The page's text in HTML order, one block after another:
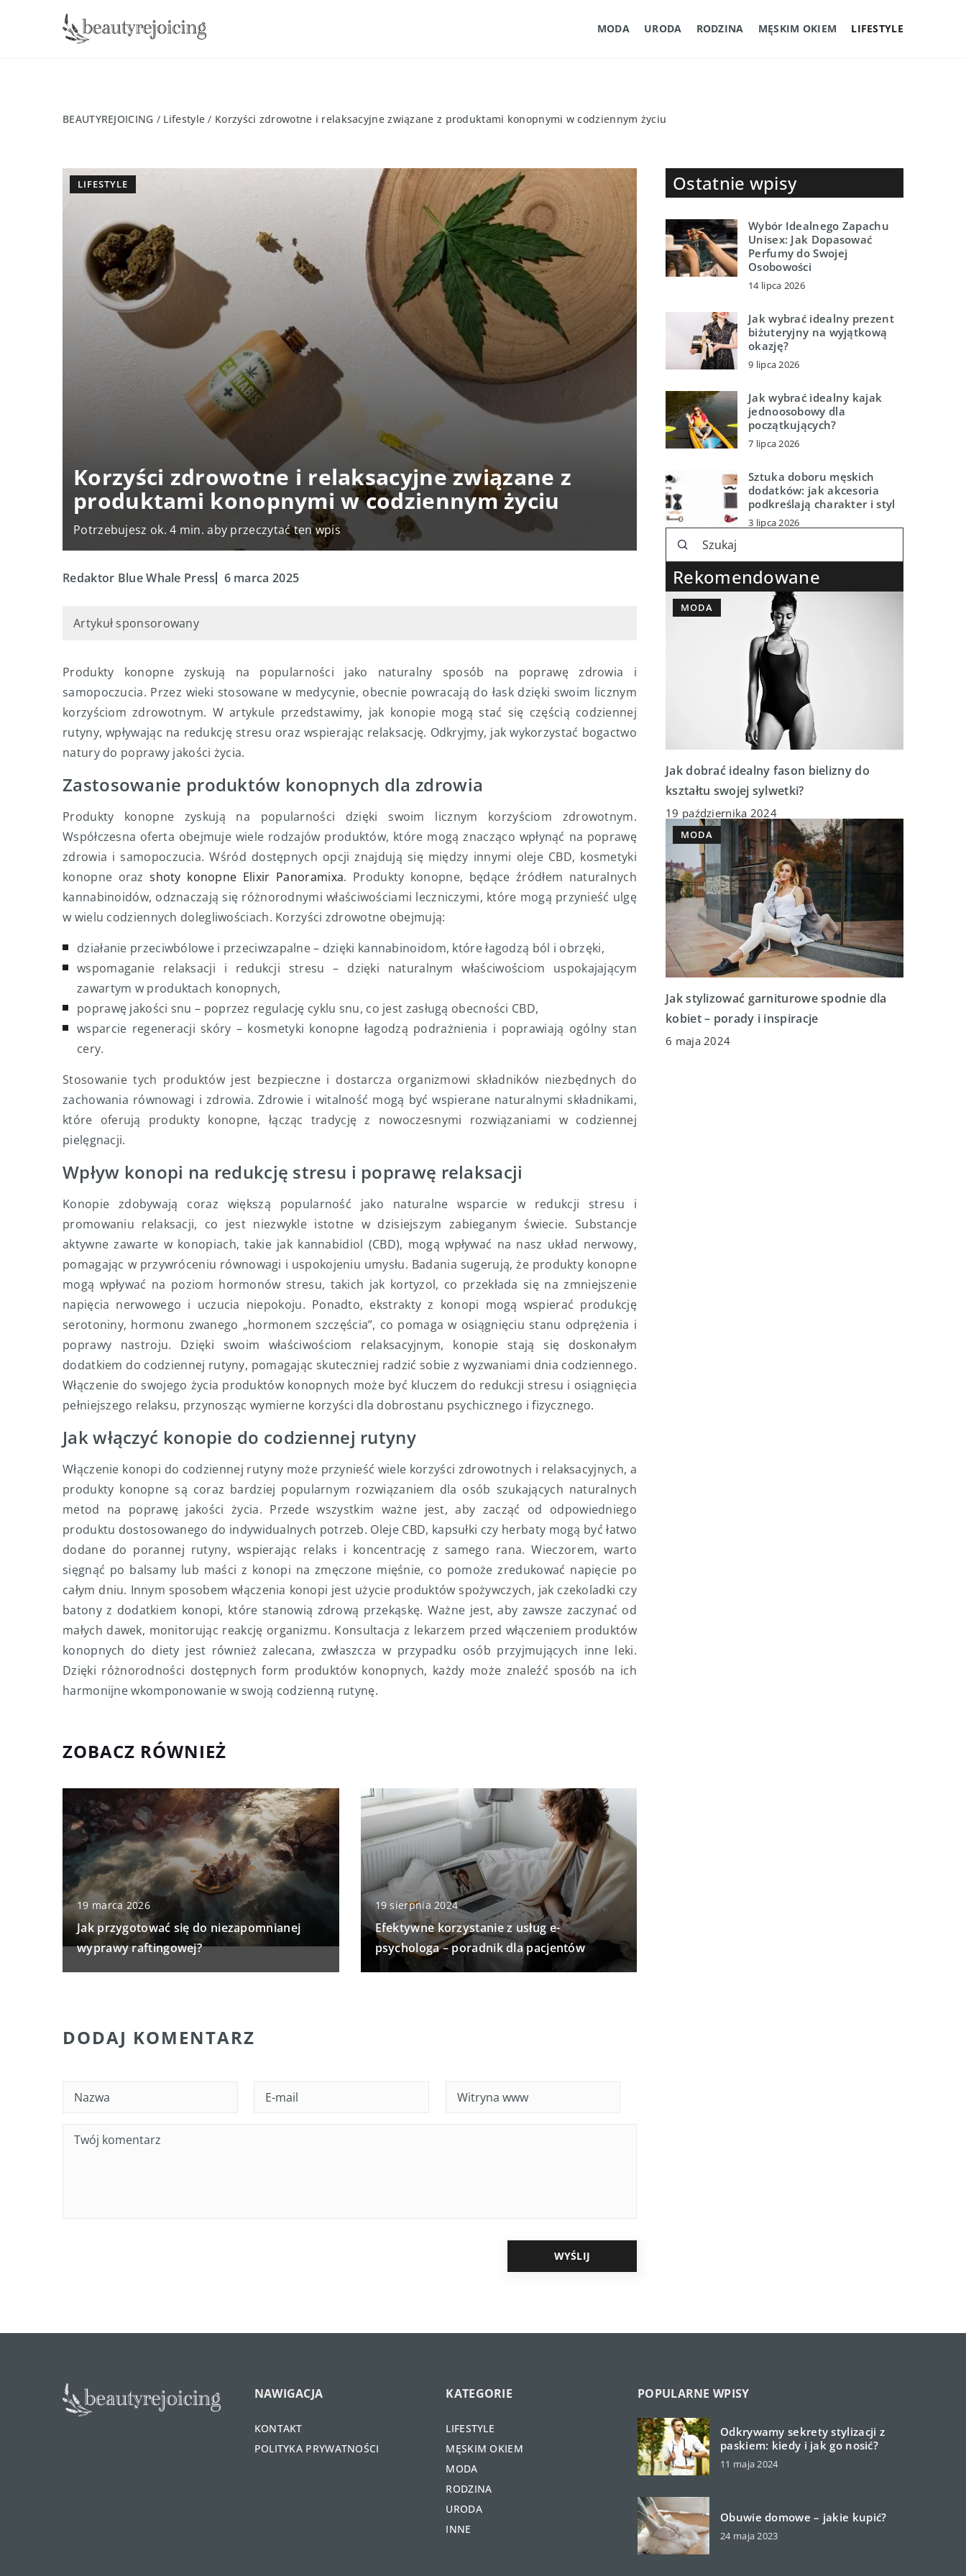
MODA URODA RODZINA MĘSKIM OKIEM LIFESTYLE
BEAUTYREJOICING / Lifestyle / Korzyści zdrowotne i relaksacyjne związane z produktami konopnymi w codziennym życiu
Korzyści zdrowotne i relaksacyjne związane z
produktami konopnymi w codziennym życiu
Potrzebujesz ok. 4 min. aby przeczytać ten wpis
LIFESTYLE
Redaktor Blue Whale Press 6 marca 2025
Artykuł sponsorowany
Produkty konopne zyskują na popularności jako naturalny sposób na poprawę zdrowia i
samopoczucia. Przez wieki stosowane w medycynie, obecnie powracają do łask dzięki swoim licznym
korzyściom zdrowotnym. W artykule przedstawimy, jak konopie mogą stać się częścią codziennej
rutyny, wpływając na redukcję stresu oraz wspierając relaksację. Odkryjmy, jak wykorzystać bogactwo
natury do poprawy jakości życia.
Zastosowanie produktów konopnych dla zdrowia
Produkty konopne zyskują na popularności dzięki swoim licznym korzyściom zdrowotnym.
Współczesna oferta obejmuje wiele rodzajów produktów, które mogą znacząco wpłynąć na poprawę
zdrowia i samopoczucia. Wśród dostępnych opcji znajdują się między innymi oleje CBD, kosmetyki
konopne orazshoty konopne Elixir Panoramixa. Produkty konopne, będące źródłem naturalnych
kannabinoidów, odznaczają się różnorodnymi właściwościami leczniczymi, które mogą przynieść ulgę
w wielu codziennych dolegliwościach. Korzyści zdrowotne obejmują:
działanie przeciwbólowe i przeciwzapalne – dzięki kannabinoidom, które łagodzą ból i obrzęki,
wspomaganie relaksacji i redukcji stresu – dzięki naturalnym właściwościom uspokajającym
zawartym w produktach konopnych,
poprawę jakości snu – poprzez regulację cyklu snu, co jest zasługą obecności CBD,
wsparcie regeneracji skóry – kosmetyki konopne łagodzą podrażnienia i poprawiają ogólny stan
cery.
Stosowanie tych produktów jest bezpieczne i dostarcza organizmowi składników niezbędnych do
zachowania równowagi i zdrowia. Zdrowie i witalność mogą być wspierane naturalnymi składnikami,
które oferują produkty konopne, łącząc tradycję z nowoczesnymi rozwiązaniami w codziennej
pielęgnacji.
Wpływ konopi na redukcję stresu i poprawę relaksacji
Konopie zdobywają coraz większą popularność jako naturalne wsparcie w redukcji stresu i
promowaniu relaksacji, co jest niezwykle istotne w dzisiejszym zabieganym świecie. Substancje
aktywne zawarte w konopiach, takie jak kannabidiol (CBD), mogą wpływać na nasz układ nerwowy,
pomagając w przywróceniu równowagi i uspokojeniu umysłu. Badania sugerują, że produkty konopne
mogą wpływać na poziom hormonów stresu, takich jak kortyzol, co przekłada się na zmniejszenie
napięcia nerwowego i uczucia niepokoju. Ponadto, ekstrakty z konopi mogą wspierać produkcję
serotoniny, hormonu zwanego „hormonem szczęścia”, co pomaga w osiągnięciu stanu odprężenia i
poprawy nastroju. Dzięki swoim właściwościom relaksacyjnym, konopie stają się doskonałym
dodatkiem do codziennej rutyny, pomagając skuteczniej radzić sobie z wyzwaniami dnia codziennego.
Włączenie do swojego życia produktów konopnych może być kluczem do redukcji stresu i osiągnięcia
pełniejszego relaksu, przynosząc wymierne korzyści dla dobrostanu psychicznego i fizycznego.
Jak włączyć konopie do codziennej rutyny
Włączenie konopi do codziennej rutyny może przynieść wiele korzyści zdrowotnych i relaksacyjnych, a
produkty konopne są coraz bardziej popularnym rozwiązaniem dla osób szukających naturalnych
metod na poprawę jakości życia. Przede wszystkim ważne jest, aby zacząć od odpowiedniego
produktu dostosowanego do indywidualnych potrzeb. Oleje CBD, kapsułki czy herbaty mogą być łatwo
dodane do porannej rutyny, wspierając relaks i koncentrację z samego rana. Wieczorem, warto
sięgnąć po balsamy lub maści z konopi na zmęczone mięśnie, co pomoże zredukować napięcie po
całym dniu. Innym sposobem włączenia konopi jest użycie produktów spożywczych, jak czekoladki czy
batony z dodatkiem konopi, które stanowią zdrową przekąskę. Ważne jest, aby zawsze zaczynać od
małych dawek, monitorując reakcję organizmu. Konsultacja z lekarzem przed włączeniem produktów
konopnych do diety jest również zalecana, zwłaszcza w przypadku osób przyjmujących inne leki.
Dzięki różnorodności dostępnych form produktów konopnych, każdy może znaleźć sposób na ich
harmonijne wkomponowanie w swoją codzienną rutynę.
ZOBACZ RÓWNIEŻ
19 marca 2026
Jak przygotować się do niezapomnianej
wyprawy raftingowej?
19 sierpnia 2024
Efektywne korzystanie z usług e-
psychologa – poradnik dla pacjentów
Ostatnie wpisy
Wybór Idealnego Zapachu
Unisex: Jak Dopasować
Perfumy do Swojej
Osobowości
14 lipca 2026
Jak wybrać idealny prezent
biżuteryjny na wyjątkową
okazję?
9 lipca 2026
Jak wybrać idealny kajak
jednoosobowy dla
początkujących?
7 lipca 2026
Sztuka doboru męskich
dodatków: jak akcesoria
podkreślają charakter i styl
3 lipca 2026
Rekomendowane
MODA
Jak dobrać idealny fason bielizny do
kształtu swojej sylwetki?
19 października 2024
MODA
Jak stylizować garniturowe spodnie dla
kobiet – porady i inspiracje
6 maja 2024
DODAJ KOMENTARZ
NAWIGACJA
KONTAKT
POLITYKA PRYWATNOŚCI
KATEGORIE
LIFESTYLE
MĘSKIM OKIEM
MODA
RODZINA
URODA
INNE
POPULARNE WPISY
Odkrywamy sekrety stylizacji z
paskiem: kiedy i jak go nosić?
11 maja 2024
Obuwie domowe – jakie kupić?
24 maja 2023